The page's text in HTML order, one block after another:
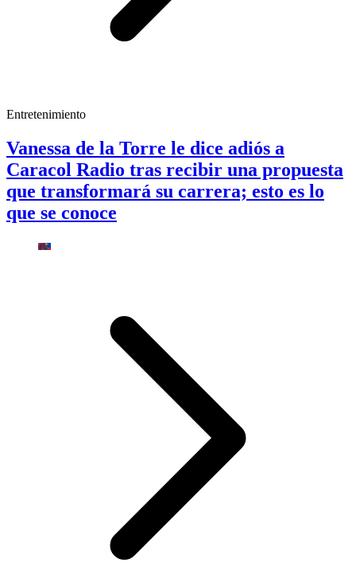
Entretenimiento
Vanessa de la Torre le dice adiós a
Caracol Radio tras recibir una propuesta
que transformará su carrera; esto es lo
que se conoce